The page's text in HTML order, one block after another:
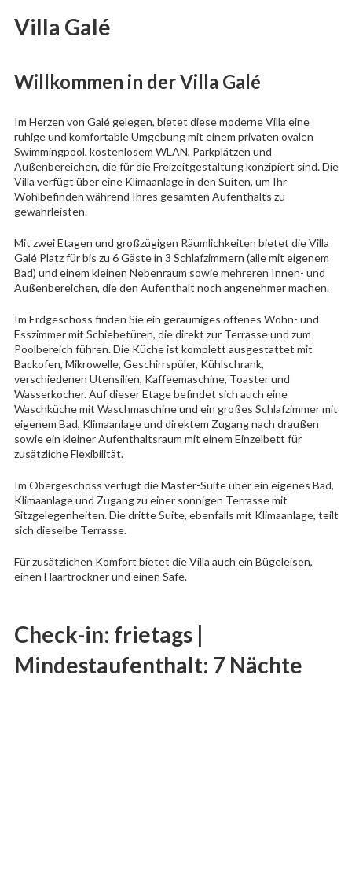
Villa Galé
Willkommen in der Villa Galé
Im Herzen von Galé gelegen, bietet diese moderne Villa eine
ruhige und komfortable Umgebung mit einem privaten ovalen
Swimmingpool, kostenlosem WLAN, Parkplätzen und
Außenbereichen, die für die Freizeitgestaltung konzipiert sind. Die
Villa verfügt über eine Klimaanlage in den Suiten, um Ihr
Wohlbefinden während Ihres gesamten Aufenthalts zu
gewährleisten.
Mit zwei Etagen und großzügigen Räumlichkeiten bietet die Villa
Galé Platz für bis zu 6 Gäste in 3 Schlafzimmern (alle mit eigenem
Bad) und einem kleinen Nebenraum sowie mehreren Innen- und
Außenbereichen, die den Aufenthalt noch angenehmer machen.
Im Erdgeschoss finden Sie ein geräumiges offenes Wohn- und
Esszimmer mit Schiebetüren, die direkt zur Terrasse und zum
Poolbereich führen. Die Küche ist komplett ausgestattet mit
Backofen, Mikrowelle, Geschirrspüler, Kühlschrank,
verschiedenen Utensilien, Kaffeemaschine, Toaster und
Wasserkocher. Auf dieser Etage befindet sich auch eine
Waschküche mit Waschmaschine und ein großes Schlafzimmer mit
eigenem Bad, Klimaanlage und direktem Zugang nach draußen
sowie ein kleiner Aufenthaltsraum mit einem Einzelbett für
zusätzliche Flexibilität.
Im Obergeschoss verfügt die Master-Suite über ein eigenes Bad,
Klimaanlage und Zugang zu einer sonnigen Terrasse mit
Sitzgelegenheiten. Die dritte Suite, ebenfalls mit Klimaanlage, teilt
sich dieselbe Terrasse.
Für zusätzlichen Komfort bietet die Villa auch ein Bügeleisen,
einen Haartrockner und einen Safe.
Check-in: frietags |
Mindestaufenthalt: 7 Nächte